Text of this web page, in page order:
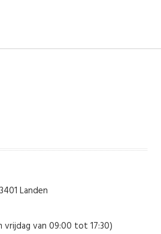
Landen
vrijdag van 09:00 tot 17:30)